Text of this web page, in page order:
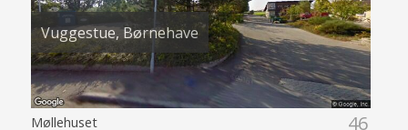
Vuggestue, Børnehave
46
Møllehuset